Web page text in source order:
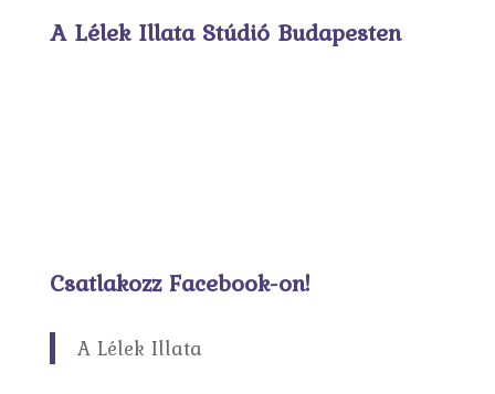
A Lélek Illata Stúdió Budapesten
Csatlakozz Facebook-on!
A Lélek Illata